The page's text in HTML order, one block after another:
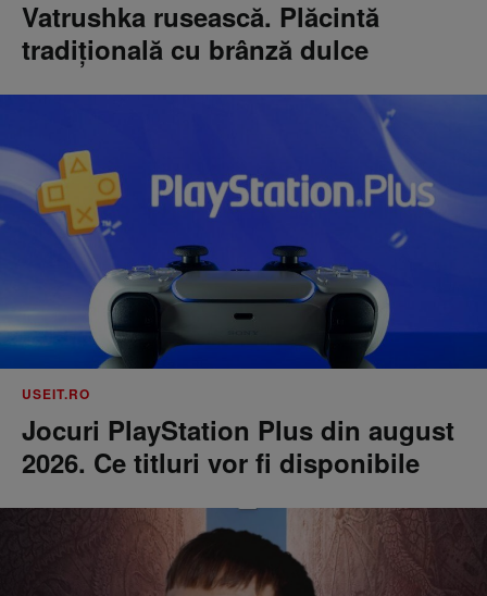
Vatrushka rusească. Plăcintă
tradițională cu brânză dulce
USEIT.RO
Jocuri PlayStation Plus din august
2026. Ce titluri vor fi disponibile